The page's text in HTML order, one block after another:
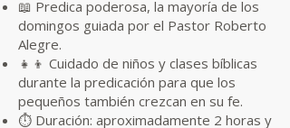
📖 Predica poderosa, la mayoría de los
domingos guiada por el Pastor Roberto
Alegre.
👧👦 Cuidado de niños y clases bíblicas
durante la predicación para que los
pequeños también crezcan en su fe.
⏱ Duración: aproximadamente 2 horas y